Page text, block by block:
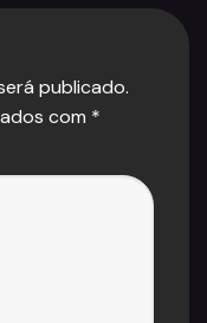
publicado.
com *